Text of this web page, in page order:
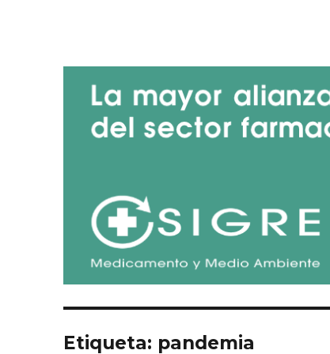
Etiqueta: pandemia